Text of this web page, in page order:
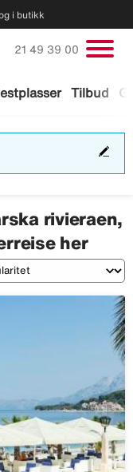
i butikk
Tilbud
Ring oss på
21 49 39 00
rivieraen,
her